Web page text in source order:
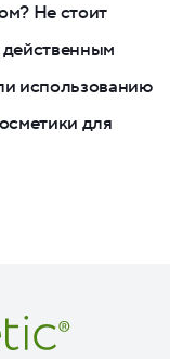
Не стоит
использованию
для